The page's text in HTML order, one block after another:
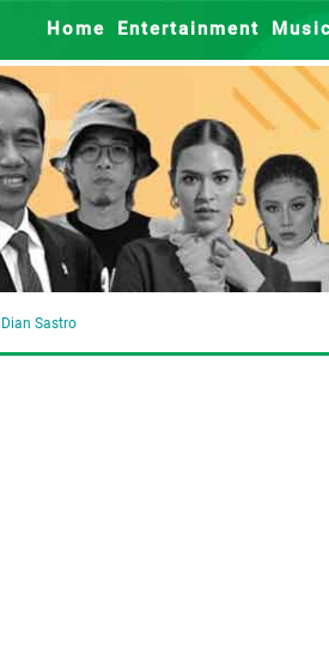
Home Entertainment Music
Dian Sastro